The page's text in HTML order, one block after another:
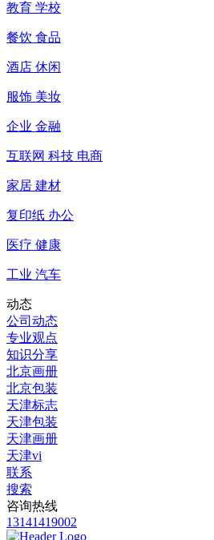
教育 学校
餐饮 食品
酒店 休闲
服饰 美妆
企业 金融
互联网 科技 电商
家居 建材
复印纸 办公
医疗 健康
工业 汽车
动态
公司动态
专业观点
知识分享
北京画册
北京包装
天津标志
天津包装
天津画册
天津vi
联系
搜索
咨询热线
13141419002